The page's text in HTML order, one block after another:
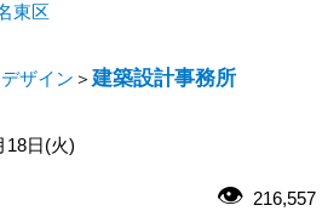
東区
ザイン ＞ 建築設計事務所
18日(火)
216,557